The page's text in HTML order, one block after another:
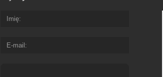
Imię
E-mail